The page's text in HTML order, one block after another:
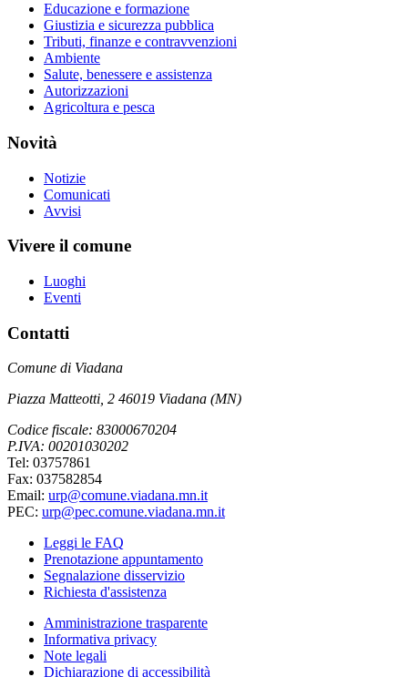
Educazione e formazione
Giustizia e sicurezza pubblica
Tributi, finanze e contravvenzioni
Ambiente
Salute, benessere e assistenza
Autorizzazioni
Agricoltura e pesca
Novità
Notizie
Comunicati
Avvisi
Vivere il comune
Luoghi
Eventi
Contatti
Comune di Viadana
Piazza Matteotti, 2 46019 Viadana (MN)
Codice fiscale: 83000670204
P.IVA: 00201030202
Tel: 03757861
Fax: 037582854
Email: urp@comune.viadana.mn.it
PEC: urp@pec.comune.viadana.mn.it
Leggi le FAQ
Prenotazione appuntamento
Segnalazione disservizio
Richiesta d'assistenza
Amministrazione trasparente
Informativa privacy
Note legali
Dichiarazione di accessibilità